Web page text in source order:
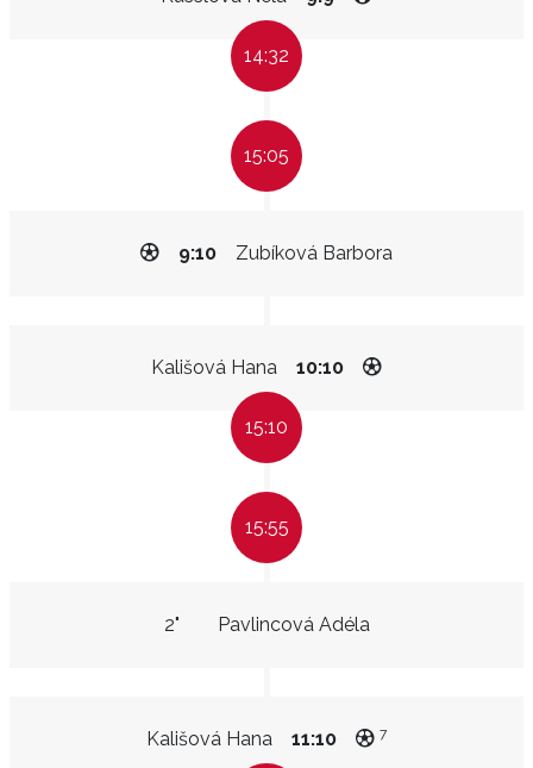
14:32
15:05
Zubíková Barbora
9:10
Kališová Hana 10:10
15:10
15:55
Pavlincová Adéla
2"
Kališová Hana 11:10 7